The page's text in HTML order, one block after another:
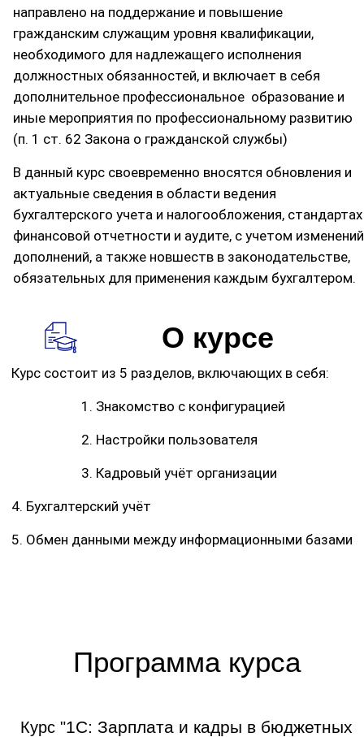
направлено на поддержание и повышение
гражданским служащим уровня квалификации,
необходимого для надлежащего исполнения
должностных обязанностей, и включает в себя
дополнительное профессиональное образование и
иные мероприятия по профессиональному развитию
(п. 1 ст. 62 Закона о гражданской службы)
В данный курс своевременно вносятся обновления и
актуальные сведения в области ведения
бухгалтерского учета и налогообложения, стандартах
финансовой отчетности и аудите, с учетом
дополнений, а также новшеств в законодательстве,
обязательных для применения каждым бухгалтером.
О курсе
Курс состоит из 5 разделов, включающих в себя:
1. Знакомство с конфигурацией
2. Настройки пользователя
3. Кадровый учёт организации
4. Бухгалтерский учёт
5. Обмен данными между информационными базами
Программа курса
Курс "1С: Зарплата и кадры в бюджетных